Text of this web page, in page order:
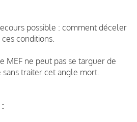
possible : comment déceler
conditions.
MEF ne peut pas se targuer de
traiter cet angle mort.